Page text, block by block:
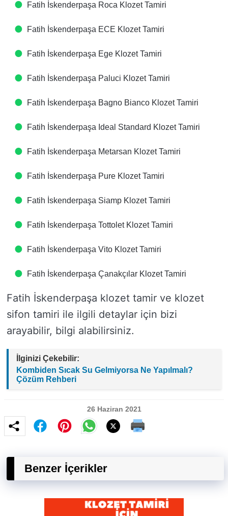
Fatih İskenderpaşa Roca Klozet Tamiri
Fatih İskenderpaşa ECE Klozet Tamiri
Fatih İskenderpaşa Ege Klozet Tamiri
Fatih İskenderpaşa Paluci Klozet Tamiri
Fatih İskenderpaşa Bagno Bianco Klozet Tamiri
Fatih İskenderpaşa Ideal Standard Klozet Tamiri
Fatih İskenderpaşa Metarsan Klozet Tamiri
Fatih İskenderpaşa Pure Klozet Tamiri
Fatih İskenderpaşa Siamp Klozet Tamiri
Fatih İskenderpaşa Tottolet Klozet Tamiri
Fatih İskenderpaşa Vito Klozet Tamiri
Fatih İskenderpaşa Çanakçılar Klozet Tamiri
Fatih İskenderpaşa klozet tamir ve klozet
sifon tamiri ile ilgili detaylar için bizi
arayabilir, bilgi alabilirsiniz.
İlginizi Çekebilir:
Kombiden Sıcak Su Gelmiyorsa Ne Yapılmalı?
Çözüm Rehberi
26 Haziran 2021
Benzer İçerikler